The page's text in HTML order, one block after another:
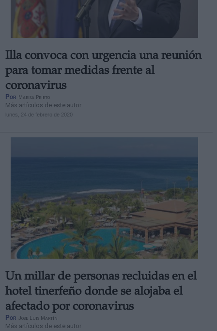
Illa convoca con urgencia una reunión
para tomar medidas frente al
coronavirus
Por Marisa Prieto
Más artículos de este autor
lunes, 24 de febrero de 2020
Un millar de personas recluidas en el
hotel tinerfeño donde se alojaba el
afectado por coronavirus
Por Jose Luis Martín
Más artículos de este autor
Derechos:
Información adicional
link